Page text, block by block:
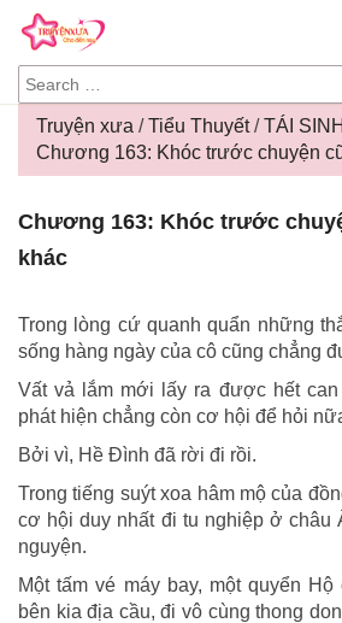
SEARCH
FOR:
Truyện xưa /Tiểu Thuyết/TÁI
Chương 163: Khóc trước chuyện
163:
cũ
của
người
khác
Chương 163: Khóc trước
khác
Trong lòng cứ quanh quẩn những
sống hàng ngày của cô cũng chẳng
Vất vả lắm mới lấy ra được hết
phát hiện chẳng còn cơ hội để hỏi
Bởi vì, Hề Đình đã rời đi rồi.
Trong tiếng suýt xoa hâm mộ của
cơ hội duy nhất đi tu nghiệp ở châu
nguyện.
Một tấm vé máy bay, một quyển
bên kia địa cầu, đi vô cùng thong